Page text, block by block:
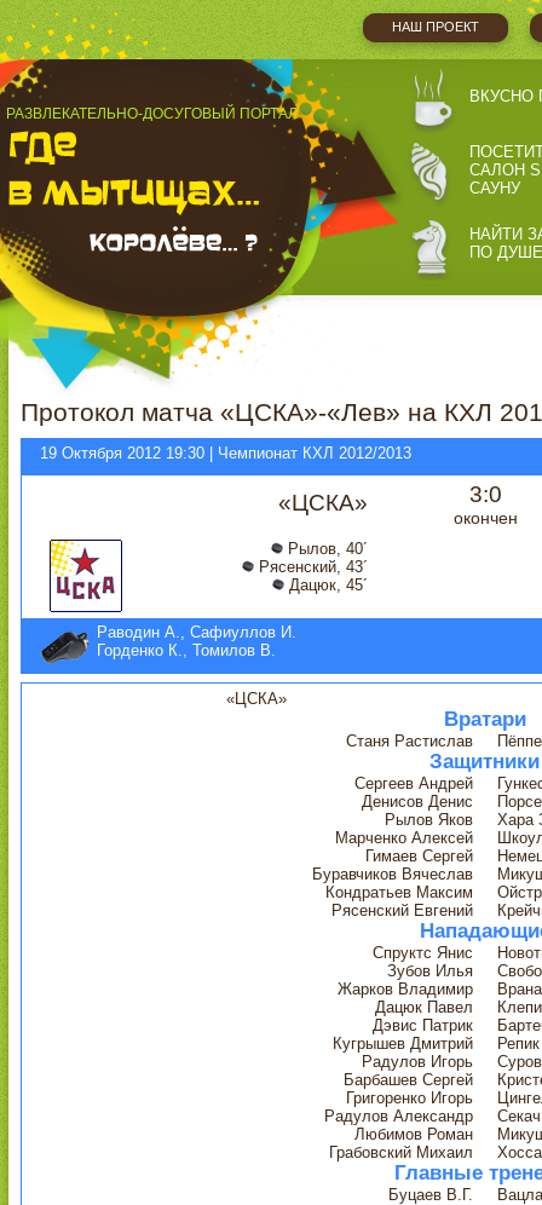
НАШ ПРОЕКТ
РАЗВЛЕКАТЕЛЬНО-ДОСУГОВЫЙ ПОРТАЛ
ВКУСНО
САЛОН
САУНУ
НАЙТИ
ПО ДУШЕ
Протокол матча «ЦСКА»-«Лев» на КХЛ
19 Октября 2012 19:30 | Чемпионат КХЛ 2012/2013
«ЦСКА» 3:0
окончен
Рылов, 40´
Рясенский, 43´
Дацюк, 45´
Раводин А., Сафиуллов И.
Горденко К., Томилов В.
«ЦСКА»
Вратари
Станя Растислав
Защитники
Сергеев Андрей
Денисов Денис
Рылов Яков
Хара
Марченко Алексей
Гимаев Сергей
Буравчиков Вячеслав
Кондратьев Максим
Рясенский Евгений
Спруктс Янис
Зубов Илья
Жарков Владимир
Дацюк Павел
Дэвис Патрик
Кугрышев Дмитрий
Радулов Игорь
Барбашев Сергей
Григоренко Игорь
Радулов Александр
Любимов Роман
Грабовский Михаил
Главные
Буцаев В.Г.